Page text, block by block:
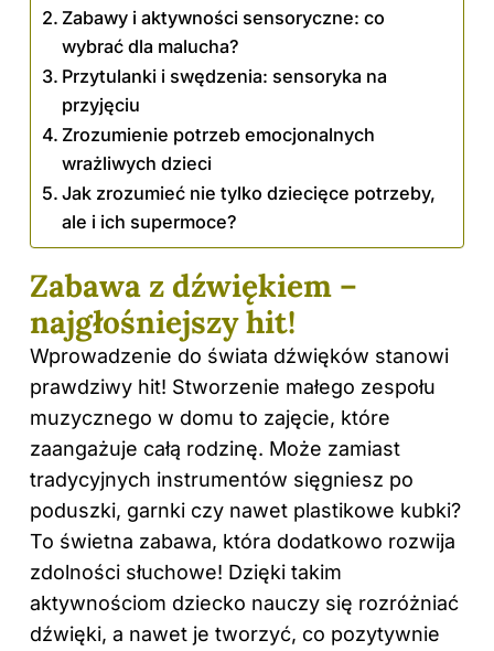
Zabawy i aktywności sensoryczne: co
wybrać dla malucha?
Przytulanki i swędzenia: sensoryka na
przyjęciu
Zrozumienie potrzeb emocjonalnych
wrażliwych dzieci
Jak zrozumieć nie tylko dziecięce potrzeby,
ale i ich supermoce?
Zabawa z dźwiękiem –
najgłośniejszy hit!
Wprowadzenie do świata dźwięków stanowi
prawdziwy hit! Stworzenie małego zespołu
muzycznego w domu to zajęcie, które
zaangażuje całą rodzinę. Może zamiast
tradycyjnych instrumentów sięgniesz po
poduszki, garnki czy nawet plastikowe kubki?
To świetna zabawa, która dodatkowo rozwija
zdolności słuchowe! Dzięki takim
aktywnościom dziecko nauczy się rozróżniać
dźwięki, a nawet je tworzyć, co pozytywnie